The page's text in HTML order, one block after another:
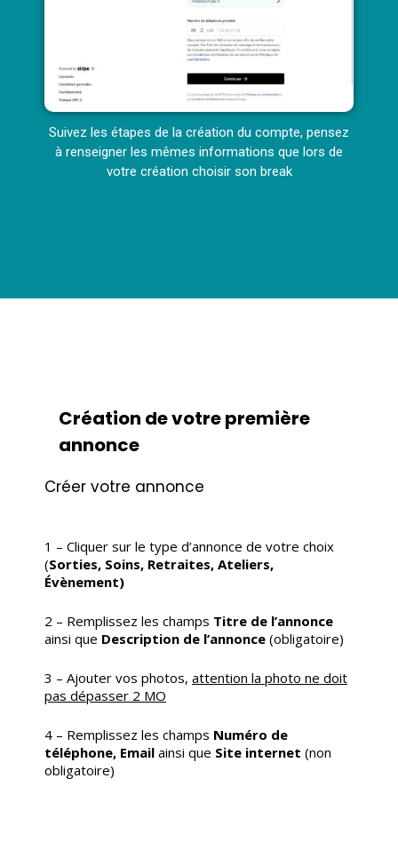
Suivez les étapes de la création du compte, pensez
à renseigner les mêmes informations que lors de
votre création choisir son break
Création de votre première
annonce
Créer votre annonce
1 – Cliquer sur le type d’annonce de votre choix
(Sorties, Soins, Retraites, Ateliers,
Évènement)
2 – Remplissez les champs Titre de l’annonce
ainsi que Description de l’annonce (obligatoire)
3 – Ajouter vos photos, attention la photo ne doit
pas dépasser 2 MO
4 – Remplissez les champs Numéro de
téléphone, Email ainsi que Site internet (non
obligatoire)